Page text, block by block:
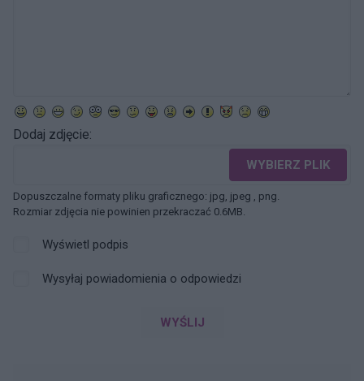
Dodaj zdjęcie:
WYBIERZ PLIK
Dopuszczalne formaty pliku graficznego: jpg, jpeg , png.
Rozmiar zdjęcia nie powinien przekraczać 0.6MB.
Wyświetl podpis
Wysyłaj powiadomienia o odpowiedzi
WYŚLIJ